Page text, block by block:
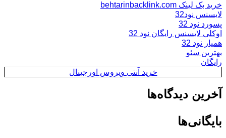
خرید بک لینک behtarinbacklink.com
لایسنس نود32
پسورد نود 32
اوکلی لایسنس رایگان نود 32
همیار نود 32
بهترین سئو
رایگان
خرید آنتی ویروس اورجینال
آخرین دیدگاه‌ها
بایگانی‌ها